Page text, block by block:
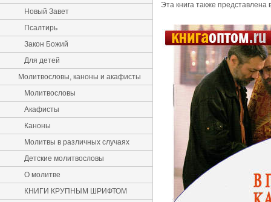
Новый Завет
Псалтирь
Закон Божий
Для детей
Молитвословы, каноны и акафисты
Молитвословы
Акафисты
Каноны
Молитвы в различных случаях
Детские молитвословы
О молитве
КНИГИ КРУПНЫМ ШРИФТОМ
Эта книга также представлена